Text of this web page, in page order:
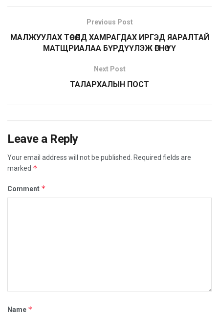
Previous Post
МАЛЖУУЛАХ ТӨСӨЛД ХАМРАГДАХ ИРГЭД ЯАРАЛТАЙ
МАТЩРИАЛАА БҮРДҮҮЛЭЖ ӨГНӨ ҮҮ
Next Post
ТАЛАРХАЛЫН ПОСТ
Leave a Reply
Your email address will not be published.
Required fields are
marked *
Comment *
Name *